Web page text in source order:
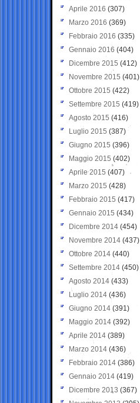
Aprile 2016 (307)
Marzo 2016 (369)
Febbraio 2016 (335)
Gennaio 2016 (404)
Dicembre 2015 (412)
Novembre 2015 (401)
Ottobre 2015 (422)
Settembre 2015 (419)
Agosto 2015 (416)
Luglio 2015 (387)
Giugno 2015 (396)
Maggio 2015 (402)
Aprile 2015 (407)
Marzo 2015 (428)
Febbraio 2015 (417)
Gennaio 2015 (434)
Dicembre 2014 (454)
Novembre 2014 (437)
Ottobre 2014 (440)
Settembre 2014 (450)
Agosto 2014 (433)
Luglio 2014 (436)
Giugno 2014 (391)
Maggio 2014 (392)
Aprile 2014 (389)
Marzo 2014 (436)
Febbraio 2014 (386)
Gennaio 2014 (419)
Dicembre 2013 (367)